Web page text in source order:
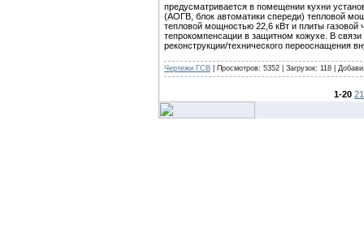
предусматривается в помещении кухни
(АОГВ, блок автоматики спереди) тепловой
тепловой мощностью 22,6 кВт и плиты
тепрокомпенсации в защитном кожухе. В
реконструкции/технического переоснащения
Чертежи ГСВ | Просмотров: 5352 | Загрузок: 118 |
1-20